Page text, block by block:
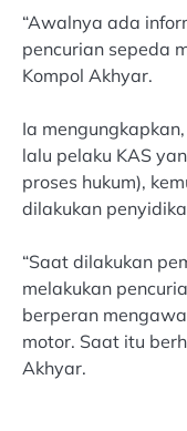
“Awalnya ada
pencurian sepeda
Kompol Akhyar.
Ia
lalu pelaku KAS
proses hukum),
dilakukan
“Saat dilakukan
melakukan
berperan
motor. Saat itu
Akhyar.